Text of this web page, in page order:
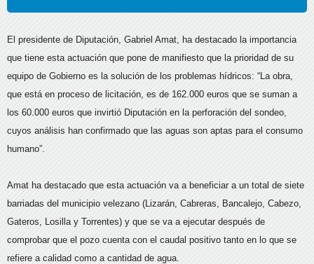
El presidente de Diputación, Gabriel Amat, ha destacado la importancia
que tiene esta actuación que pone de manifiesto que la prioridad de su
equipo de Gobierno es la solución de los problemas hídricos: “La obra,
que está en proceso de licitación, es de 162.000 euros que se suman a
los 60.000 euros que invirtió Diputación en la perforación del sondeo,
cuyos análisis han confirmado que las aguas son aptas para el consumo
humano”.
Amat ha destacado que esta actuación va a beneficiar a un total de siete
barriadas del municipio velezano (Lizarán, Cabreras, Bancalejo, Cabezo,
Gateros, Losilla y Torrentes) y que se va a ejecutar después de
comprobar que el pozo cuenta con el caudal positivo tanto en lo que se
refiere a calidad como a cantidad de agua.